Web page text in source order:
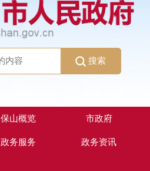
搜索
保山概览 市政府
政务服务 政务资讯